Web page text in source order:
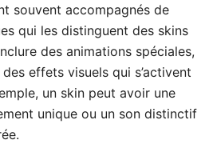
souvent accompagnés de
qui les distinguent des skins
des animations spéciales,
effets visuels qui s’activent
un skin peut avoir une
unique ou un son distinctif